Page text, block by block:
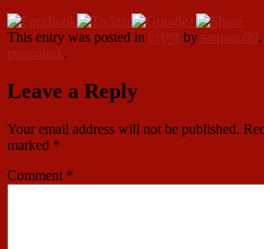
This entry was posted in ত্রিপুরা by santanu99
permalink.
Leave a Reply
Your email address will not be published.
marked *
Comment *